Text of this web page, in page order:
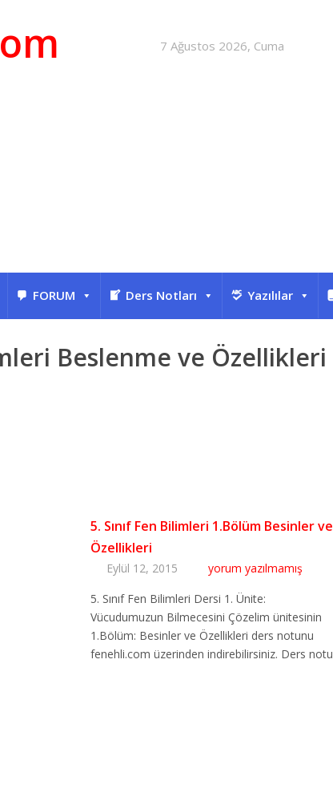
7 Ağustos 2026, Cuma
FORUM Ders Notları Yazılılar
Beslenme ve Özellikleri
5. Sınıf Fen Bilimleri 1.Bölüm Besinler ve
Özellikleri
Eylül 12, 2015
yorum yazılmamış
5. Sınıf Fen Bilimleri Dersi 1. Ünite:
Vücudumuzun Bilmecesini Çözelim ünitesinin
1.Bölüm: Besinler ve Özellikleri ders notunu
fenehli.com üzerinden indirebilirsiniz. Ders notu